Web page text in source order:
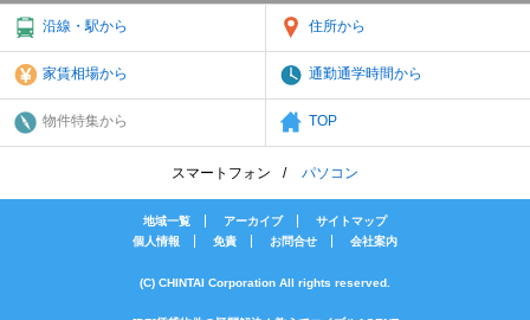
沿線・駅から 住所から
家賃相場から 通勤通学時間から
物件特集から TOP
スマートフォン パソコン
地域一覧 アーカイブ
サイトマップ
個人情報
免責 お問合せ 会社案内
(C) CHINTAI Corporation All rights reserved.